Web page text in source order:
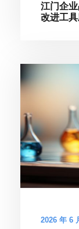
江门企
改进工
2026 年 6